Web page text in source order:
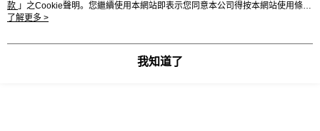
款 」之Cookie聲明。您繼續使用本網站即表示您同意本公司得按本網站使用條款
之Cookie聲明使用cookie。
了解更多 >
我知道了